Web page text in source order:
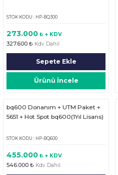
STOK KODU : HP-BQ300
273.000 ₺ + KDV
327.600 ₺ Kdv Dahil
Sepete Ekle
Ürünü İncele
bq600 Donanım + UTM Paket +
5651 + Hot Spot bq600(1Yıl Lisans)
STOK KODU : HP-BQ600
455.000 ₺ + KDV
546.000 ₺ Kdv Dahil